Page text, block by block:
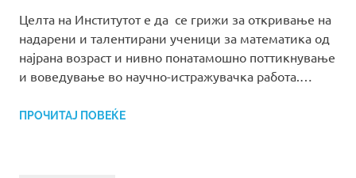
Целта на Институтот е да се грижи за откривање на
надарени и талентирани ученици за математика од
најрана возраст и нивно понатамошно поттикнување
и воведување во научно-истражувачка работа.…
ПРОЧИТАЈ ПОВЕЌЕ